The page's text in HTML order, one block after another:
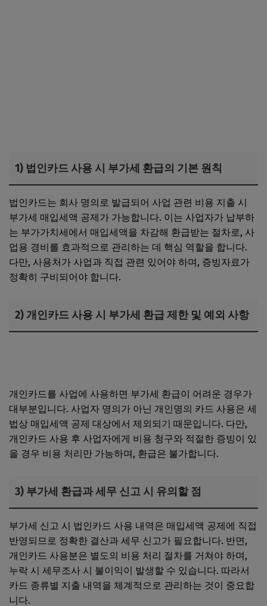
1) 법인카드 사용 시 부가세 환급의 기본 원칙
법인카드는 회사 명의로 발급되어 사업 관련 비용 지출 시
부가세 매입세액 공제가 가능합니다. 이는 사업자가 납부하
는 부가가치세에서 매입세액을 차감해 환급받는 절차로, 사
업용 경비를 효과적으로 관리하는 데 핵심 역할을 합니다.
다만, 사용처가 사업과 직접 관련 있어야 하며, 증빙자료가
정확히 구비되어야 합니다.
2) 개인카드 사용 시 부가세 환급 제한 및 예외 사항
개인카드를 사업에 사용하면 부가세 환급이 어려운 경우가
대부분입니다. 사업자 명의가 아닌 개인명의 카드 사용은 세
법상 매입세액 공제 대상에서 제외되기 때문입니다. 다만,
개인카드 사용 후 사업자에게 비용 청구와 적절한 증빙이 있
을 경우 비용 처리만 가능하며, 환급은 불가합니다.
3) 부가세 환급과 세무 신고 시 유의할 점
부가세 신고 시 법인카드 사용 내역은 매입세액 공제에 직접
반영되므로 정확한 결산과 세무 신고가 필요합니다. 반면,
개인카드 사용분은 별도의 비용 처리 절차를 거쳐야 하며,
누락 시 세무조사 시 불이익이 발생할 수 있습니다. 따라서
카드 종류별 지출 내역을 체계적으로 관리하는 것이 중요합
니다.